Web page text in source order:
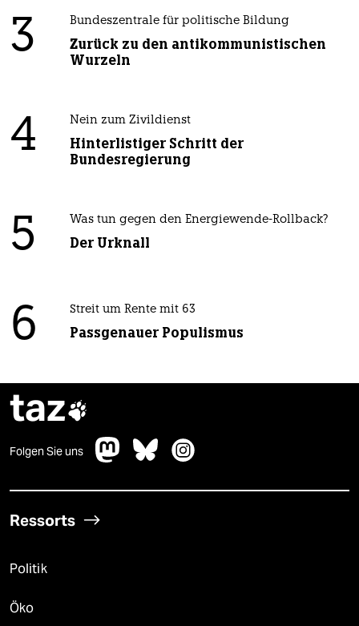
3 Bundeszentrale für politische Bildung
Zurück zu den antikommunistischen
Wurzeln
4 Nein zum Zivildienst
Hinterlistiger Schritt der
Bundesregierung
5 Was tun gegen den Energiewende-Rollback?
Der Urknall
6 Streit um Rente mit 63
Passgenauer Populismus
taz
Folgen Sie uns
Ressorts
Politik
Öko